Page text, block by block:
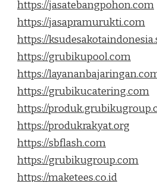
https://jasatebangpohon.com
https://jasapramurukti.com
https://
https://grubikupool.com
https://
https://grubikucatering.com
https://
https://produkrakyat.org
https://sbflash.com
https://grubikugroup.com
https://maketees.co.id